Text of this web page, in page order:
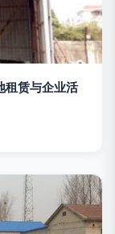
租赁与企业活